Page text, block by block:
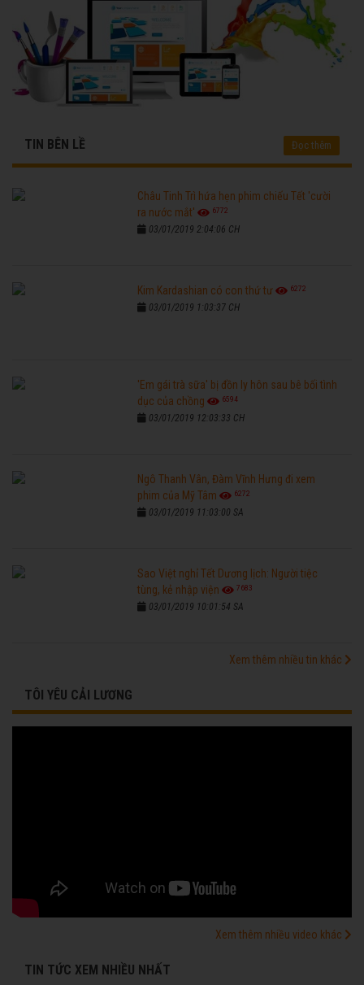
TIN BÊN LỀ Đọc thêm
Châu Tinh Trì hứa hẹn phim chiếu Tết 'cười
ra nước mắt'
6772
03/01/2019 2:04:06 CH
Kim Kardashian có con thứ tư 6272
03/01/2019 1:03:37 CH
'Em gái trà sữa' bị đồn ly hôn sau bê bối tình
dục của chồng
6594
03/01/2019 12:03:33 CH
Ngô Thanh Vân, Đàm Vĩnh Hưng đi xem
phim của Mỹ Tâm
6272
03/01/2019 11:03:00 SA
Sao Việt nghỉ Tết Dương lịch: Người tiệc
tùng, kẻ nhập viện
7683
03/01/2019 10:01:54 SA
Xem thêm nhiều tin khác
TÔI YÊU CẢI LƯƠNG
Xem thêm nhiều video khác
TIN TỨC XEM NHIỀU NHẤT